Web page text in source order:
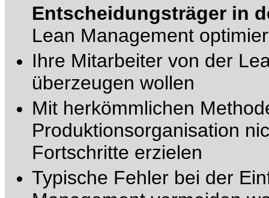
Entscheidungsträger in
Lean Management
Ihre Mitarbeiter von der
überzeugen wollen
Mit herkömmlichen
Produktionsorganisation
Fortschritte erzielen
Typische Fehler bei der